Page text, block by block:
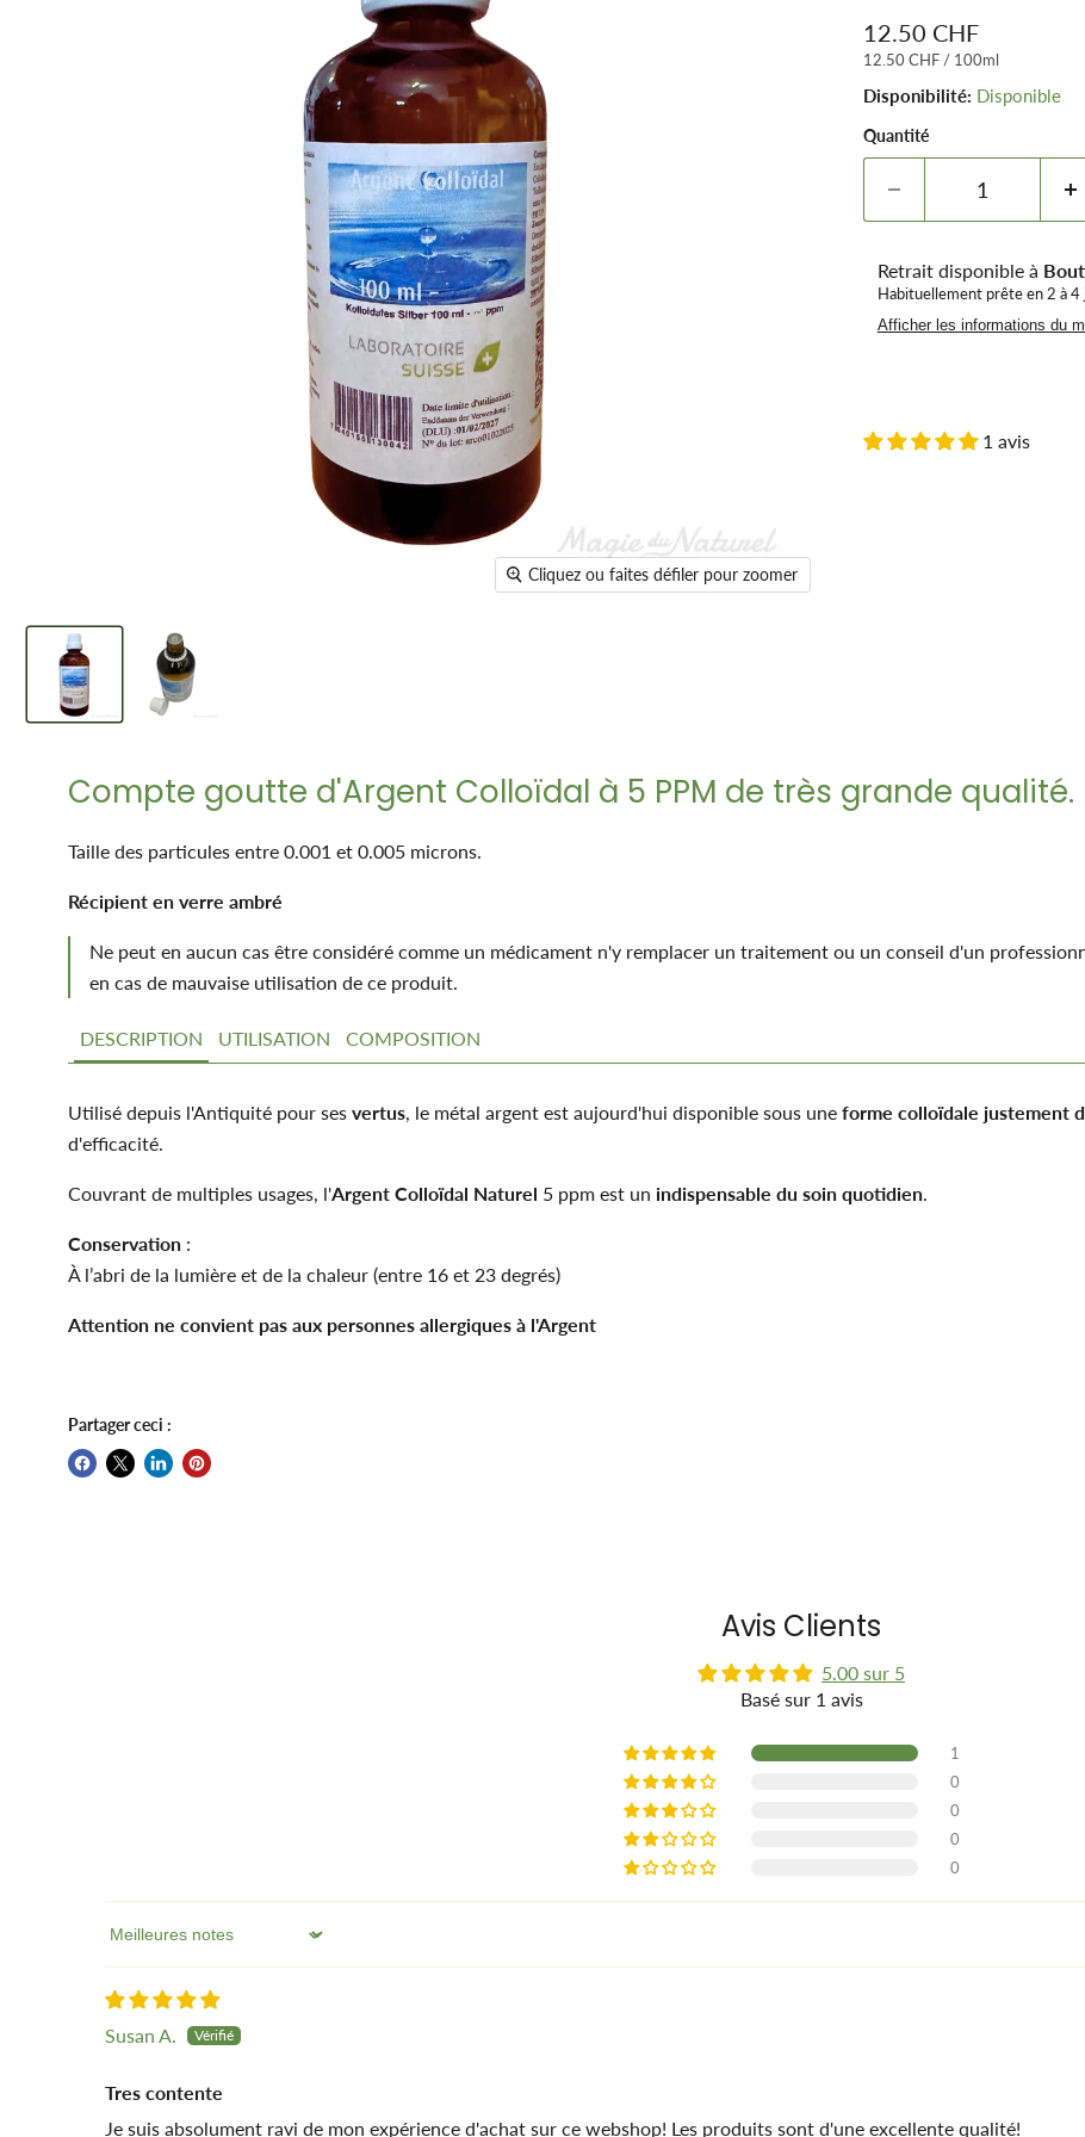
Cliquez ou faites défiler pour zoomer
Prix remisé
12.50 CHF
12.50 CHF/ 100ml
Disponibilité: Disponible
Quantité
Retrait disponible à
Habituellement prête en 2 à 4
Afficher les informations du
1 avis
Compte goutte d'Argent Colloïdal à 5 PPM de très grande qualité.
Taille des particules entre 0.001 et 0.005 microns.
Récipient en verre ambré
Ne peut en aucun cas être considéré comme un médicament n'y remplacer un traitement ou un conseil d'un
en cas de mauvaise utilisation de ce produit.
DESCRIPTION UTILISATION COMPOSITION
Utilisé depuis l'Antiquité pour sesvertus, le métal argent est aujourd'hui disponible sous uneforme colloïdale justement
d'efficacité.
Couvrant de multiples usages, l'Argent Colloïdal Naturel 5 ppm est un indispensable du soin quotidien.
Conservation :
À l’abri de la lumière et de la chaleur (entre 16 et 23 degrés)
Attention ne convient pas aux personnes allergiques à l'Argent
Partager ceci :
Avis Clients
5.00 sur 5
Basé sur 1 avis
1
0
0
0
0
Sort by
Susan A.
Tres contente
Je suis absolument ravi de mon expérience d'achat sur ce webshop! Les produits sont d'une excellente qualité!